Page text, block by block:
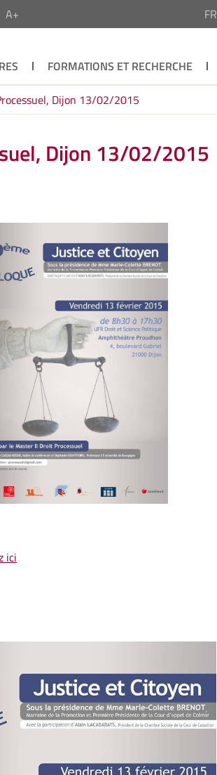
A+ FR
FORMATIONS ET RECHERCHE
Dijon 13/02/2015
Dijon 13/02/2015
ici